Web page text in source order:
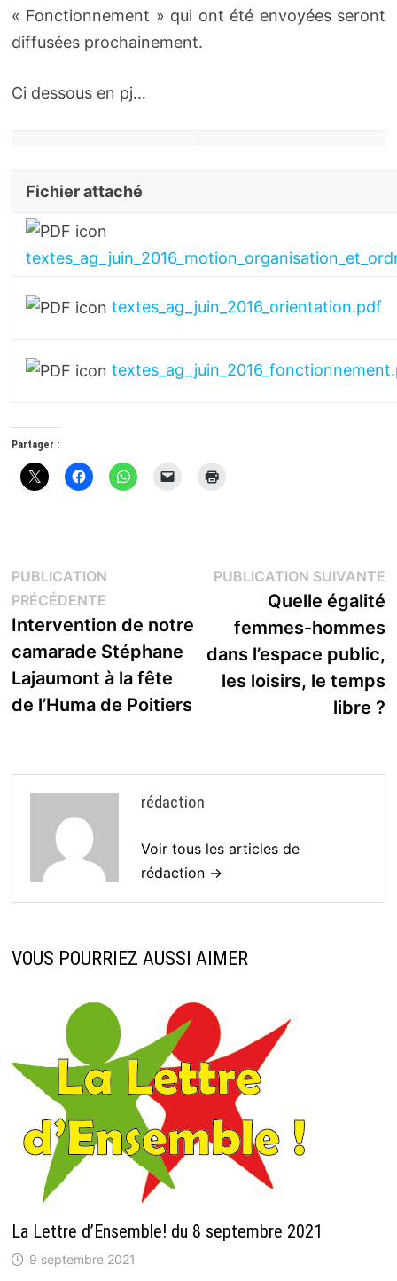
« Fonctionnement » qui ont été envoyées seront
diffusées prochainement.
Ci dessous en pj…
Fichier attaché
textes_ag_juin_2016_orientation.pdf
Partager :
Navigation
de
l’article
PUBLICATION
PRÉCÉDENTEPublication
précédente :
Intervention de notre
camarade Stéphane
Lajaumont à la fête
de l’Huma de Poitiers
PUBLICATION SUIVANTE
Quelle égalité
femmes-hommes
dans l’espace public,
les loisirs, le temps
libre ?
rédaction
Voir tous les articles de
rédaction →
VOUS POURRIEZ AUSSI AIMER
La Lettre d’Ensemble! du 8 septembre 2021
9 septembre 2021